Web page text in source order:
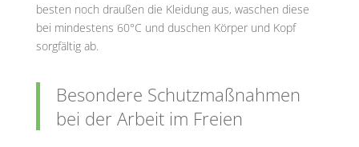
besten noch draußen die Kleidung aus, waschen diese
bei mindestens 60°C und duschen Körper und Kopf
sorgfältig ab.
Besondere Schutzmaßnahmen
bei der Arbeit im Freien